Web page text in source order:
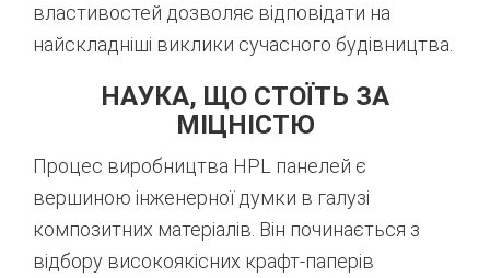
властивостей дозволяє відповідати на
найскладніші виклики сучасного будівництва.
НАУКА, ЩО СТОЇТЬ ЗА
МІЦНІСТЮ
Процес виробництва HPL панелей є
вершиною інженерної думки в галузі
композитних матеріалів. Він починається з
відбору високоякісних крафт-паперів